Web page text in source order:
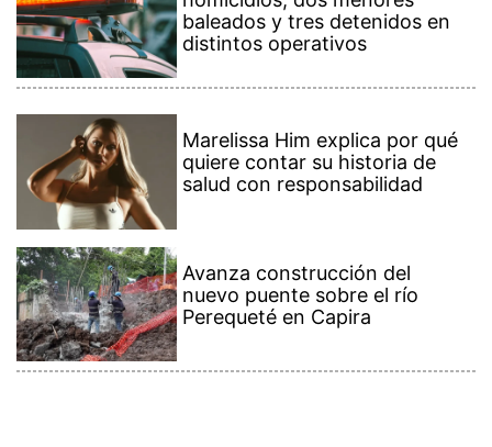
baleados y tres detenidos en
distintos operativos
Marelissa Him explica por qué
quiere contar su historia de
salud con responsabilidad
Avanza construcción del
nuevo puente sobre el río
Perequeté en Capira